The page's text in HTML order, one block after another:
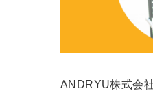
ANDRYU株式会